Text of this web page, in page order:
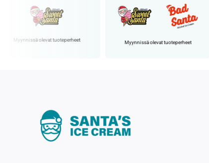
olevat tuoteperheet Myynnissä olevat tuoteperheet